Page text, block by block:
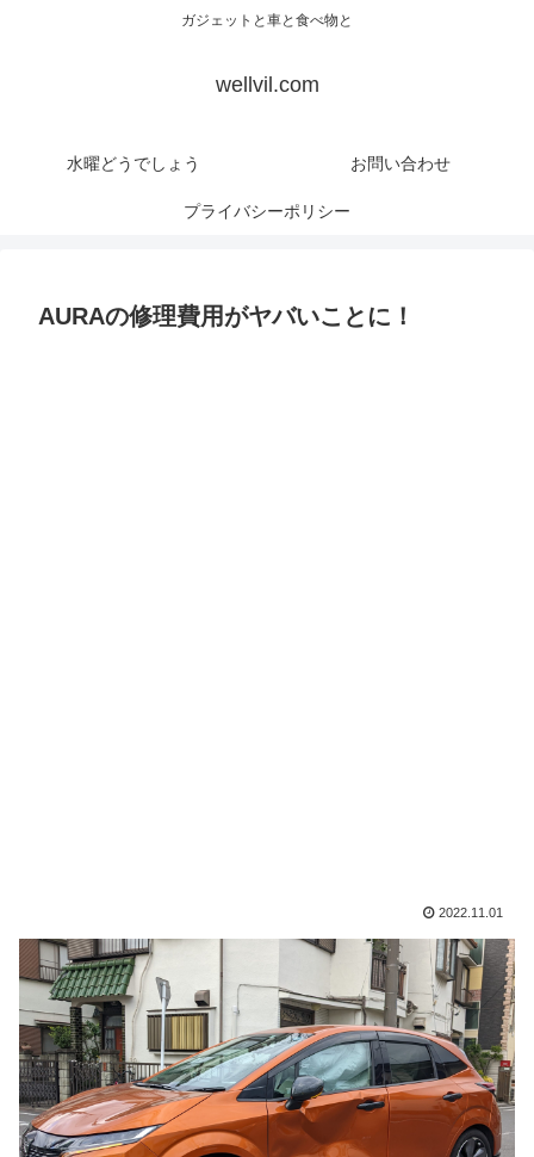
ガジェットと車と食べ物と
wellvil.com
水曜どうでしょう お問い合わせ
プライバシーポリシー
AURAの修理費用がヤバいことに！
2022.11.01